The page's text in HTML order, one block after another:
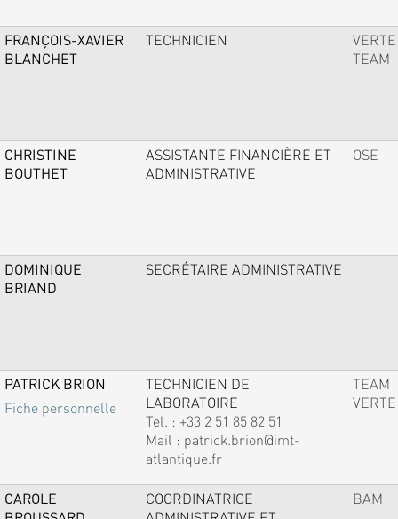
FRANÇOIS-XAVIER
BLANCHET
TECHNICIEN
VERTE
TEAM
CHRISTINE
BOUTHET
ASSISTANTE FINANCIÈRE ET
ADMINISTRATIVE
OSE
DOMINIQUE
BRIAND
SECRÉTAIRE ADMINISTRATIVE
PATRICK BRION
Fiche personnelle
TECHNICIEN DE
LABORATOIRE
Tel. : +33 2 51 85 82 51
Mail : patrick.brion@imt-
atlantique.fr
TEAM
VERTE
CAROLE
COORDINATRICE
BAM